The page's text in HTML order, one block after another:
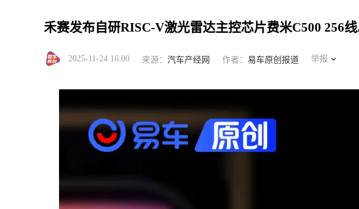
禾赛发布自研RISC-V激光雷达主控芯片费米C500 256
2025-11-24 16:00 来源： 汽车产经网 作者： 易车原创报道 举报